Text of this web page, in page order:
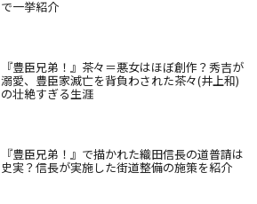
で一挙紹介
『豊臣兄弟！』茶々＝悪女はほぼ創作？秀吉が
溺愛、豊臣家滅亡を背負わされた茶々(井上和)
の壮絶すぎる生涯
『豊臣兄弟！』で描かれた織田信長の道普請は
史実？信長が実施した街道整備の施策を紹介